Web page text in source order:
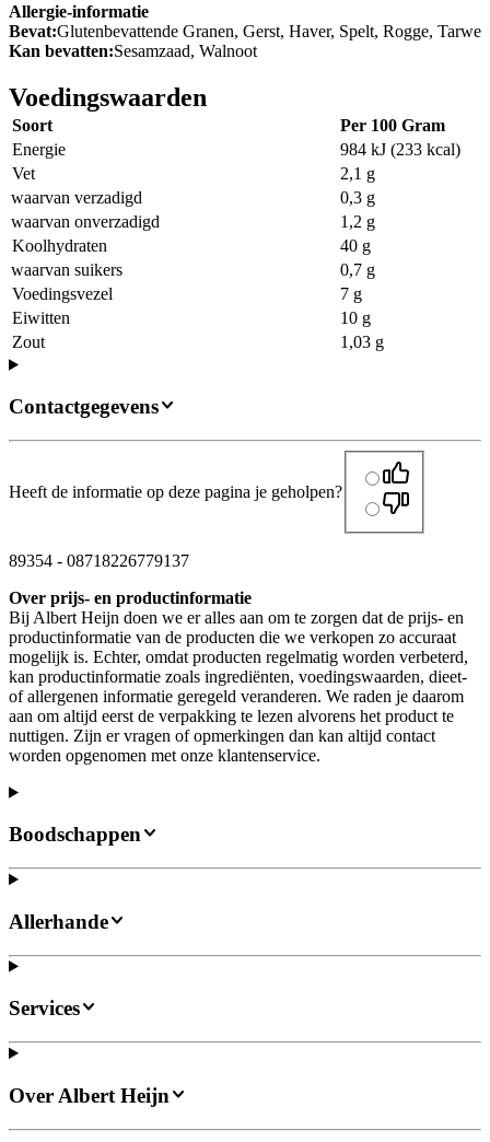
Allergie-informatie
Bevat:Glutenbevattende Granen, Gerst, Haver, Spelt, Rogge, Tarwe
Kan bevatten:Sesamzaad, Walnoot
Voedingswaarden
Soort
Per 100 Gram
Energie
984 kJ (233 kcal)
Vet
2,1 g
waarvan verzadigd
0,3 g
waarvan onverzadigd
1,2 g
Koolhydraten
40 g
waarvan suikers
0,7 g
Voedingsvezel
7 g
Eiwitten
10 g
Zout
1,03 g
Contactgegevens
Heeft de informatie op deze pagina je geholpen?
89354 - 08718226779137
Over prijs- en productinformatie
Bij Albert Heijn doen we er alles aan om te zorgen dat de prijs- en
productinformatie van de producten die we verkopen zo accuraat
mogelijk is. Echter, omdat producten regelmatig worden verbeterd,
kan productinformatie zoals ingrediënten, voedingswaarden, dieet-
of allergenen informatie geregeld veranderen. We raden je daarom
aan om altijd eerst de verpakking te lezen alvorens het product te
nuttigen. Zijn er vragen of opmerkingen dan kan altijd contact
worden opgenomen met onze klantenservice.
Boodschappen
Allerhande
Services
Over Albert Heijn